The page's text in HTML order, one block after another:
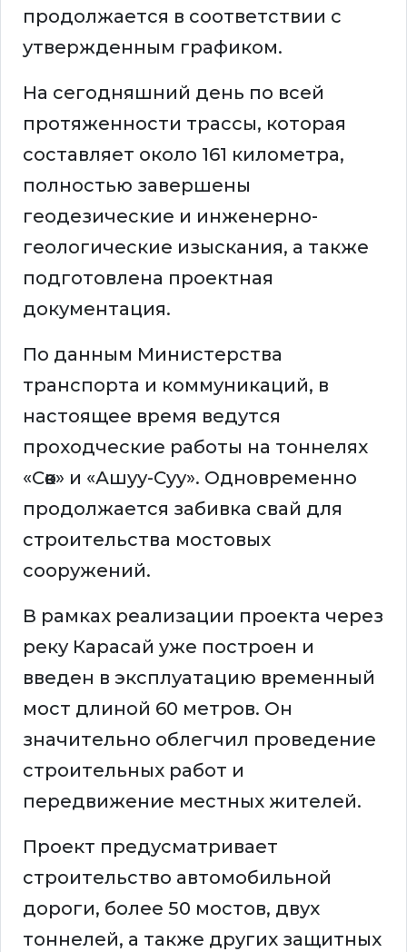
продолжается в соответствии с
утвержденным графиком.
На сегодняшний день по всей
протяженности трассы, которая
составляет около 161 километра,
полностью завершены
геодезические и инженерно-
геологические изыскания, а также
подготовлена проектная
документация.
По данным Министерства
транспорта и коммуникаций, в
настоящее время ведутся
проходческие работы на тоннелях
«Сөөк» и «Ашуу-Суу». Одновременно
продолжается забивка свай для
строительства мостовых
сооружений.
В рамках реализации проекта через
реку Карасай уже построен и
введен в эксплуатацию временный
мост длиной 60 метров. Он
значительно облегчил проведение
строительных работ и
передвижение местных жителей.
Проект предусматривает
строительство автомобильной
дороги, более 50 мостов, двух
тоннелей, а также других защитных